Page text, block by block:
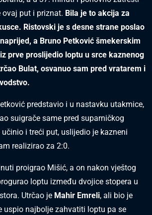
ovaj put i priznat. Bila je to akcija za
Ristovski je s desne strane poslao
a Bruno Petković šmekerskim
prve proslijedio loptu u srce kaznenog
Bulat, osvanuo sam pred vratarem i
predstavio i u nastavku utakmice,
suigrače same pred suparničkog
i treći put, uslijedio je kazneni
realizirao za 2:0.
proigrao Mišić, a on nakon vještog
loptu između dvojice stopera u
Utrčao je Mahir Emreli, ali bio je
uspio najbolje zahvatiti loptu pa se